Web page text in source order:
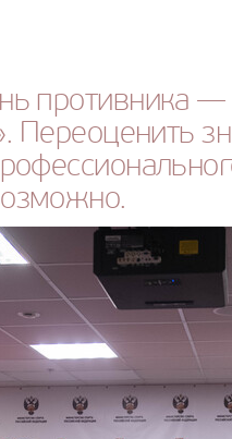
противника —
Переоценить